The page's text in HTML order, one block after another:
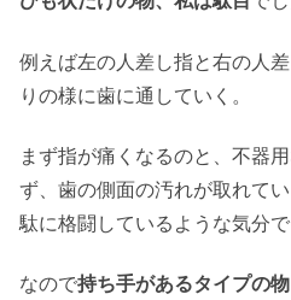
例えば左の人差し指と右の人
りの様に歯に通していく。
まず指が痛くなるのと、不器
ず、歯の側面の汚れが取れて
駄に格闘しているような気分で
なので持ち手があるタイプの